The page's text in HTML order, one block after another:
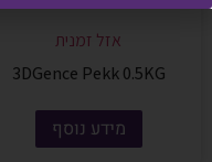
אזל זמנית
3DGence Pekk 0.5KG
מידע נוסף